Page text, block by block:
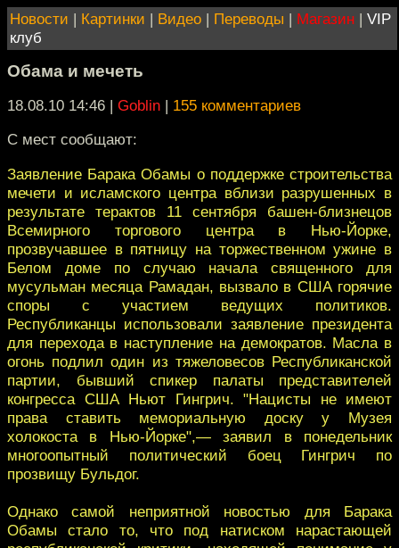
Новости | Картинки | Видео | Переводы | Магазин | VIP
клуб
Обама и мечеть
18.08.10 14:46 | Goblin | 155 комментариев
С мест сообщают:
Заявление Барака Обамы о поддержке строительства
мечети и исламского центра вблизи разрушенных в
результате терактов 11 сентября башен-близнецов
Всемирного торгового центра в Нью-Йорке,
прозвучавшее в пятницу на торжественном ужине в
Белом доме по случаю начала священного для
мусульман месяца Рамадан, вызвало в США горячие
споры с участием ведущих политиков.
Республиканцы использовали заявление президента
для перехода в наступление на демократов. Масла в
огонь подлил один из тяжеловесов Республиканской
партии, бывший спикер палаты представителей
конгресса США Ньют Гингрич. "Нацисты не имеют
права ставить мемориальную доску у Музея
холокоста в Нью-Йорке",— заявил в понедельник
многоопытный политический боец Гингрич по
прозвищу Бульдог.
Однако самой неприятной новостью для Барака
Обамы стало то, что под натиском нарастающей